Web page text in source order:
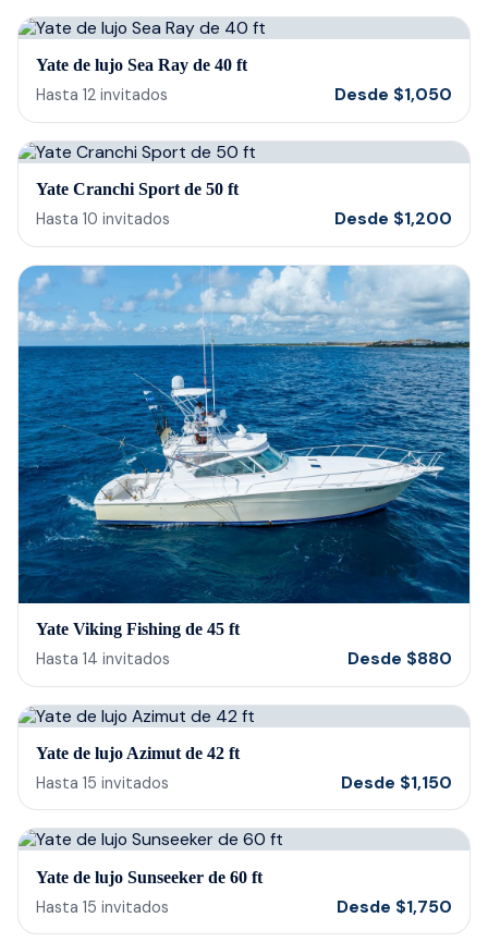
memorialize a love one. Look no further.
us
our
Yate de lujo Sea Ray de 40 ft
Hasta 12 invitados Desde $1,050
Yate Cranchi Sport de 50 ft
Hasta 10 invitados Desde $1,200
Yate Viking Fishing de 45 ft
Hasta 14 invitados Desde $880
Yate de lujo Azimut de 42 ft
Hasta 15 invitados Desde $1,150
Yate de lujo Sunseeker de 60 ft
Hasta 15 invitados Desde $1,750